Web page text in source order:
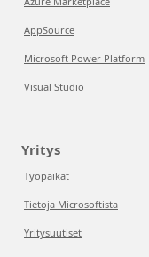
AppSource
Microsoft Power Platform
Visual Studio
Yritys
Työpaikat
Tietoja Microsoftista
Yritysuutiset